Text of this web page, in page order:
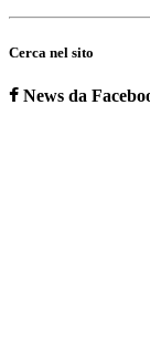
Cerca nel sito
News da